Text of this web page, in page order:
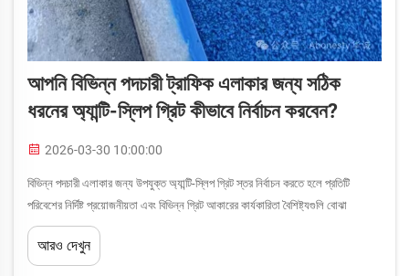
আপনি বিভিন্ন পদচারী ট্রাফিক এলাকার জন্য সঠিক
ধরনের অ্যান্টি-স্লিপ গ্রিট কীভাবে নির্বাচন করবেন?
2026-03-30 10:00:00
বিভিন্ন পদচারী এলাকার জন্য উপযুক্ত অ্যান্টি-স্লিপ গ্রিট স্তর নির্বাচন করতে হলে প্রতিটি
পরিবেশের নির্দিষ্ট প্রয়োজনীয়তা এবং বিভিন্ন গ্রিট আকারের কার্যকারিতা বৈশিষ্ট্যগুলি বোঝা
আবশ্যক। ভুল পছন্দের ফলে অপর্যাপ্ত ...
আরও দেখুন